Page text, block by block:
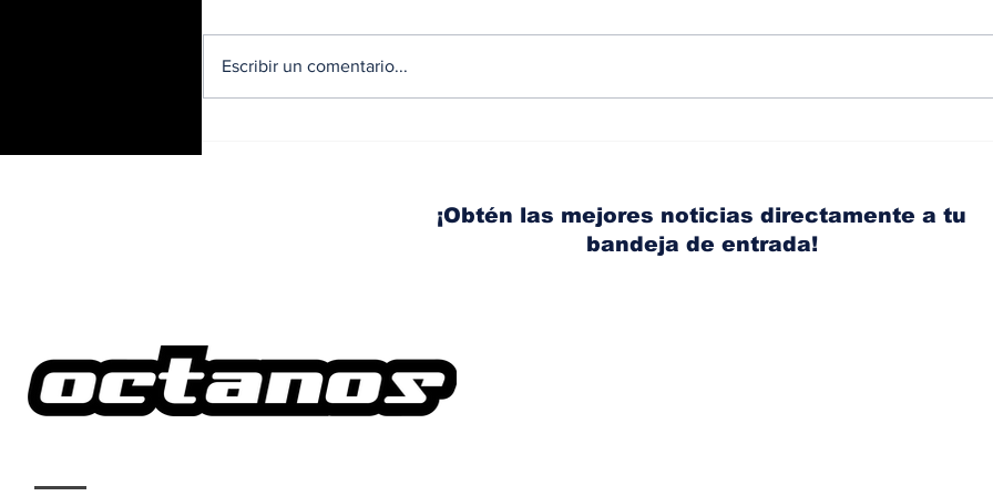
Escribir un comentario...
¡Obtén las mejores noticias directamente a tu
bandeja de entrada!